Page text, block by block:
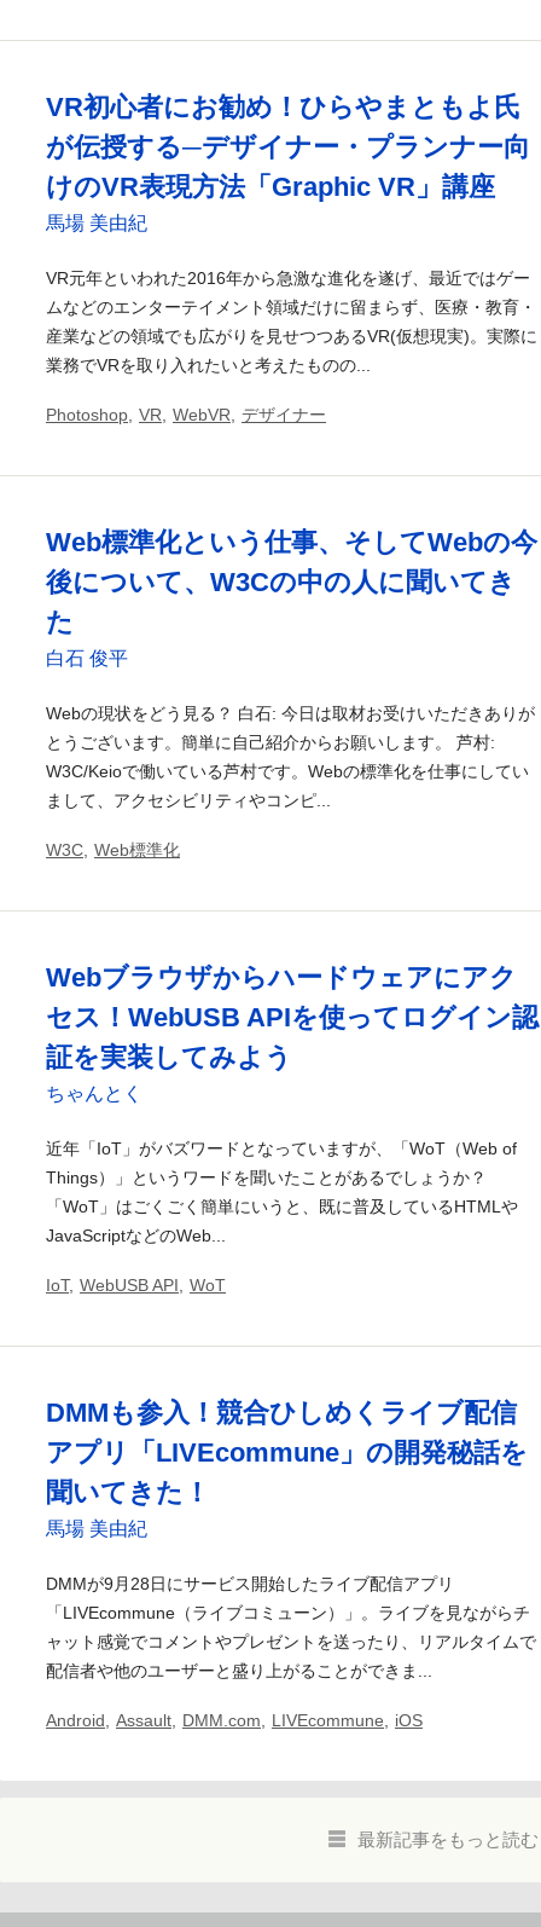
VR初心者にお勧め！ひらやまともよ氏
が伝授する─デザイナー・プランナー向
けのVR表現方法「Graphic VR」講座
馬場 美由紀
VR元年といわれた2016年から急激な進化を遂げ、最近ではゲー
ムなどのエンターテイメント領域だけに留まらず、医療・教育・
産業などの領域でも広がりを見せつつあるVR(仮想現実)。実際に
業務でVRを取り入れたいと考えたものの...
Photoshop VR WebVR デザイナー
Web標準化という仕事、そしてWebの今
後について、W3Cの中の人に聞いてき
た
白石 俊平
Webの現状をどう見る？ 白石: 今日は取材お受けいただきありが
とうございます。簡単に自己紹介からお願いします。 芦村:
W3C/Keioで働いている芦村です。Webの標準化を仕事にしてい
まして、アクセシビリティやコンピ...
W3C Web標準化
Webブラウザからハードウェアにアク
セス！WebUSB APIを使ってログイン認
証を実装してみよう
ちゃんとく
近年「IoT」がバズワードとなっていますが、「WoT（Web of
Things）」というワードを聞いたことがあるでしょうか？
「WoT」はごくごく簡単にいうと、既に普及しているHTMLや
JavaScriptなどのWeb...
IoT, WebUSB API WoT
DMMも参入！競合ひしめくライブ配信
アプリ「LIVEcommune」の開発秘話を
聞いてきた！
馬場 美由紀
DMMが9月28日にサービス開始したライブ配信アプリ
「LIVEcommune（ライブコミューン）」。ライブを見ながらチ
ャット感覚でコメントやプレゼントを送ったり、リアルタイムで
配信者や他のユーザーと盛り上がることができま...
Android Assault DMM.com LIVEcommune iOS
最新記事をもっと読む